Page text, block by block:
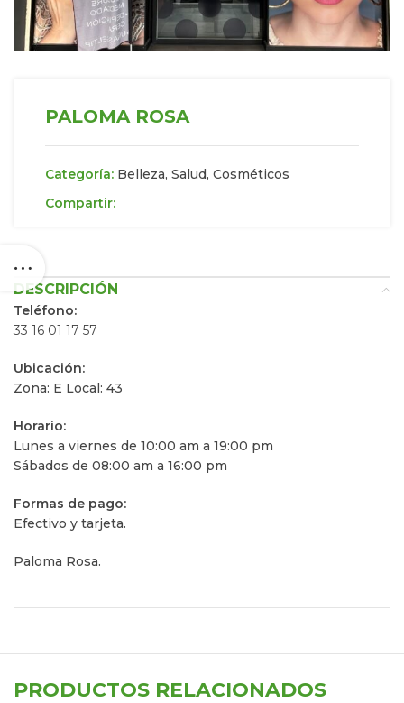
PALOMA ROSA
Categoría: Belleza, Salud, Cosméticos
Compartir:
DESCRIPCIÓN
Teléfono:
33 16 01 17 57
Ubicación:
Zona: E Local: 43
Horario:
Lunes a viernes de 10:00 am a 19:00 pm
Sábados de 08:00 am a 16:00 pm
Formas de pago:
Efectivo y tarjeta.
Paloma Rosa.
PRODUCTOS RELACIONADOS